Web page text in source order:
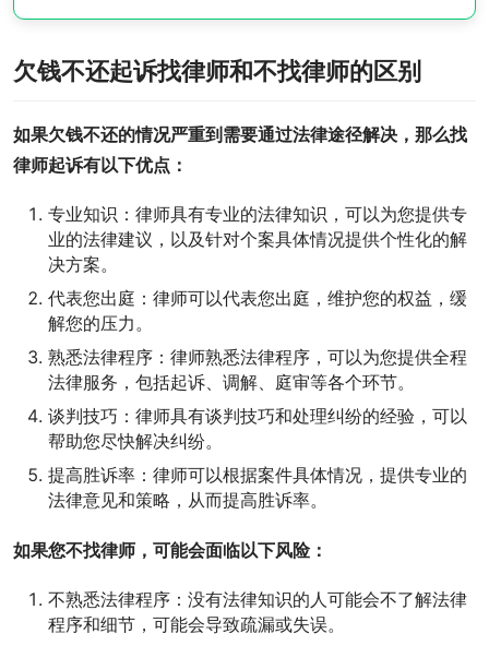
欠钱不还起诉找律师和不找律师的区别
如果欠钱不还的情况严重到需要通过法律途径解决，那么找
律师起诉有以下优点：
专业知识：律师具有专业的法律知识，可以为您提供专
业的法律建议，以及针对个案具体情况提供个性化的解
决方案。
代表您出庭：律师可以代表您出庭，维护您的权益，缓
解您的压力。
熟悉法律程序：律师熟悉法律程序，可以为您提供全程
法律服务，包括起诉、调解、庭审等各个环节。
谈判技巧：律师具有谈判技巧和处理纠纷的经验，可以
帮助您尽快解决纠纷。
提高胜诉率：律师可以根据案件具体情况，提供专业的
法律意见和策略，从而提高胜诉率。
如果您不找律师，可能会面临以下风险：
不熟悉法律程序：没有法律知识的人可能会不了解法律
程序和细节，可能会导致疏漏或失误。